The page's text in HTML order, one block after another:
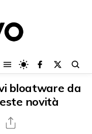
bloatware da
novità